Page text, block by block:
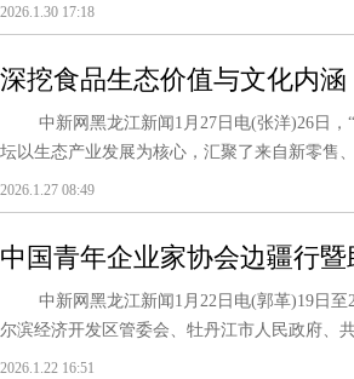
2026.1.30 17:18
深挖食品生态价值与文化内
哈市松北区启幕
中新网黑龙江新闻1月27日电(张洋)26日，“
坛以生态产业发展为核心，汇聚了来自新零售
2026.1.27 08:49
中国青年企业家协会边疆行
中新网黑龙江新闻1月22日电(郭革)19日至
尔滨经济开发区管委会、牡丹江市人民政府、
2026.1.22 16:51